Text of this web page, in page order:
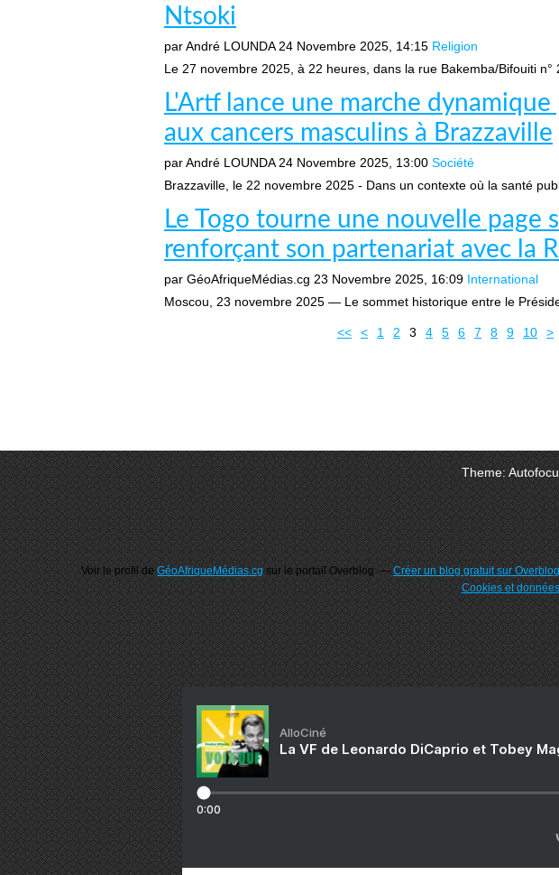
Ntsoki
par André LOUNDA 24 Novembre 2025, 14:15 Religion
Le 27 novembre 2025, à 22 heures, dans la rue Bakemba/Bifouiti n°
L'Artf lance une marche
aux cancers masculins à Brazzaville
par André LOUNDA 24 Novembre 2025, 13:00 Société
Brazzaville, le 22 novembre 2025 - Dans un contexte où la santé
Le Togo tourne une nouvelle page
renforçant son partenariat avec la
par GéoAfriqueMédias.cg 23 Novembre 2025, 16:09 International
Moscou, 23 novembre 2025 — Le sommet historique entre le
<< < 1 2 3 4 5 6 7 8 9 10 >
Theme:
Voir le profil deGéoAfriqueMédias.cgsur le portail Overblog Créer un blog gratuit sur Overblog
Cookies et
AlloCiné
La VF de Leonardo DiCaprio et Tobey
0:00